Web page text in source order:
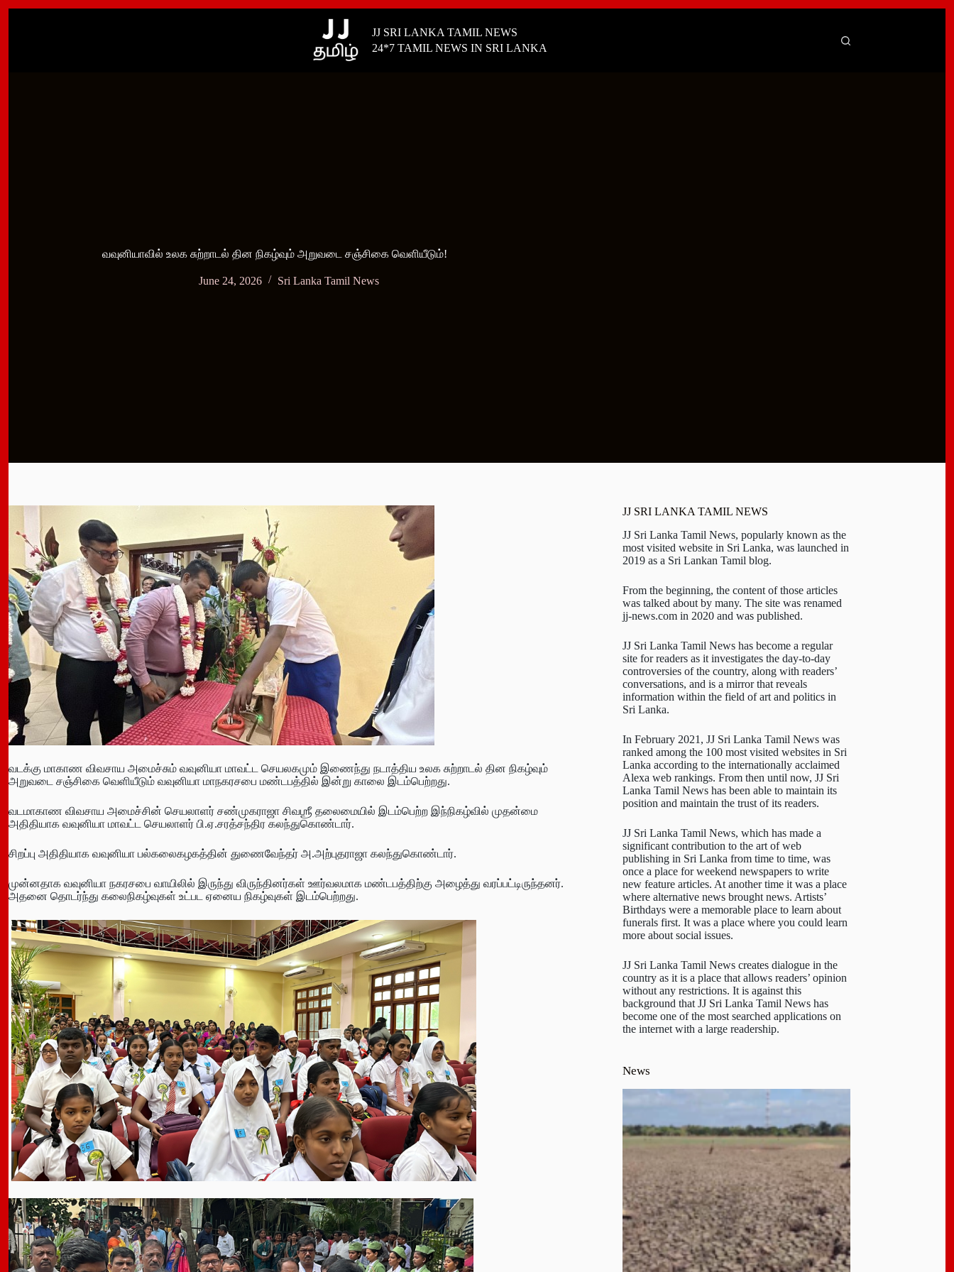
JJ SRI LANKA TAMIL NEWS
24*7 TAMIL NEWS IN SRI LANKA
வவுனியாவில் உலக சுற்றாடல் தின நிகழ்வும் அறுவடை சஞ்சிகை வெளியீடும்!
June 24, 2026 Sri Lanka Tamil News
வடக்கு மாகாண விவசாய அமைச்சும் வவுனியா மாவட்ட செயலகமும் இணைந்து நடாத்திய உலக சுற்றாடல் தின நிகழ்வும்
அறுவடை சஞ்சிகை வெளியீடும் வவுனியா மாநகரசபை மண்டபத்தில் இன்று காலை இடம்பெற்றது.
வடமாகாண விவசாய அமைச்சின் செயலாளர் சண்முகராஜா சிவஶ்ரீ தலைமையில் இடம்பெற்ற இந்நிகழ்வில் முதன்மை
அதிதியாக வவுனியா மாவட்ட செயலாளர் பி.ஏ.சரத்சந்திர கலந்துகொண்டார்.
சிறப்பு அதிதியாக வவுனியா பல்கலைகழகத்தின் துணைவேந்தர் அ.அற்புதராஜா கலந்துகொண்டார்.
முன்னதாக வவுனியா நகரசபை வாயிலில் இருந்து விருந்தினர்கள் ஊர்வலமாக மண்டபத்திற்கு அழைத்து வரப்பட்டிருந்தனர்.
அதனை தொடர்ந்து கலைநிகழ்வுகள் உட்பட ஏனைய நிகழ்வுகள் இடம்பெற்றது.
JJ SRI LANKA TAMIL NEWS
JJ Sri Lanka Tamil News, popularly known as the
most visited website in Sri Lanka, was launched in
2019 as a Sri Lankan Tamil blog.
From the beginning, the content of those articles
was talked about by many. The site was renamed
jj-news.com in 2020 and was published.
JJ Sri Lanka Tamil News has become a regular
site for readers as it investigates the day-to-day
controversies of the country, along with readers’
conversations, and is a mirror that reveals
information within the field of art and politics in
Sri Lanka.
In February 2021, JJ Sri Lanka Tamil News was
ranked among the 100 most visited websites in Sri
Lanka according to the internationally acclaimed
Alexa web rankings. From then until now, JJ Sri
Lanka Tamil News has been able to maintain its
position and maintain the trust of its readers.
JJ Sri Lanka Tamil News, which has made a
significant contribution to the art of web
publishing in Sri Lanka from time to time, was
once a place for weekend newspapers to write
new feature articles. At another time it was a place
where alternative news brought news. Artists’
Birthdays were a memorable place to learn about
funerals first. It was a place where you could learn
more about social issues.
JJ Sri Lanka Tamil News creates dialogue in the
country as it is a place that allows readers’ opinion
without any restrictions. It is against this
background that JJ Sri Lanka Tamil News has
become one of the most searched applications on
the internet with a large readership.
News